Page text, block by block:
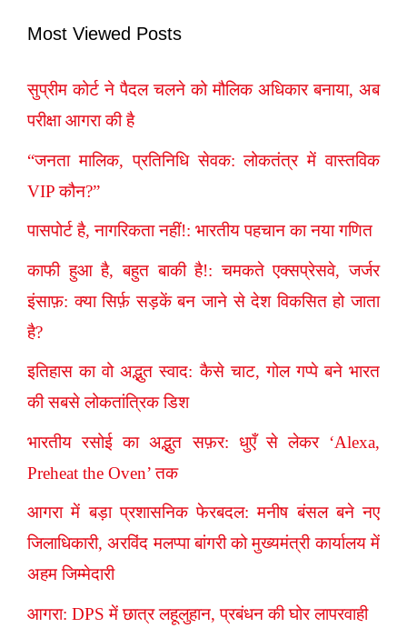
Most Viewed Posts
सुप्रीम कोर्ट ने पैदल चलने को मौलिक अधिकार बनाया, अब
परीक्षा आगरा की है
“जनता मालिक, प्रतिनिधि सेवक: लोकतंत्र में वास्तविक
VIP कौन?”
पासपोर्ट है, नागरिकता नहीं!: भारतीय पहचान का नया गणित
काफी हुआ है, बहुत बाकी है!: चमकते एक्सप्रेसवे, जर्जर
इंसाफ़: क्या सिर्फ़ सड़कें बन जाने से देश विकसित हो जाता
है?
इतिहास का वो अद्भुत स्वाद: कैसे चाट, गोल गप्पे बने भारत
की सबसे लोकतांत्रिक डिश
भारतीय रसोई का अद्भुत सफ़र: धुएँ से लेकर ‘Alexa,
Preheat the Oven’ तक
आगरा में बड़ा प्रशासनिक फेरबदल: मनीष बंसल बने नए
जिलाधिकारी, अरविंद मलप्पा बांगरी को मुख्यमंत्री कार्यालय में
अहम जिम्मेदारी
आगरा: DPS में छात्र लहूलुहान, प्रबंधन की घोर लापरवाही